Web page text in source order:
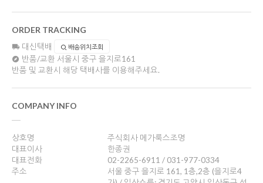
ORDER TRACKING
대신택배 배송위치조회
반품/교환 서울시 중구 을지로161
반품 및 교환시 해당 택배사를 이용해주세요.
COMPANY INFO
상호명
주식회사 메가룩스조명
대표이사
한종권
대표전화
02-2265-6911 / 031-977-0334
주소
서울 중구 을지로 161, 1층,2층 (을지로4